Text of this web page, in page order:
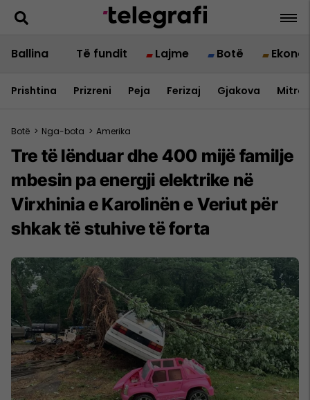
Ballina Të fundit Lajme Botë
Prishtina Prizreni Peja Ferizaj Gjakova
Botë > Nga-bota > Amerika
Tre të lënduar dhe 400 mijë familje
mbesin pa energji elektrike në
Virxhinia e Karolinën e Veriut për
shkak të stuhive të forta